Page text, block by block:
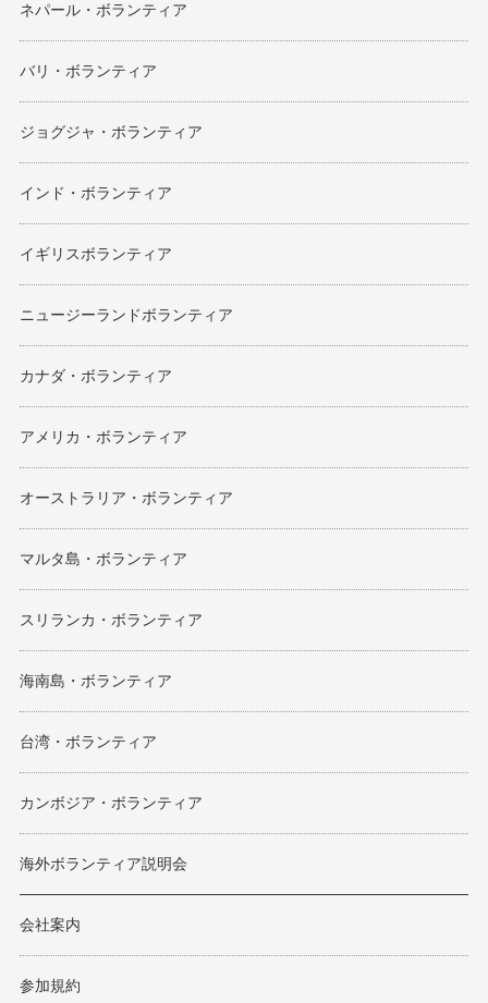
ネパール・ボランティア
バリ・ボランティア
ジョグジャ・ボランティア
インド・ボランティア
イギリスボランティア
ニュージーランドボランティア
カナダ・ボランティア
アメリカ・ボランティア
オーストラリア・ボランティア
マルタ島・ボランティア
スリランカ・ボランティア
海南島・ボランティア
台湾・ボランティア
カンボジア・ボランティア
海外ボランティア説明会
会社案内
参加規約